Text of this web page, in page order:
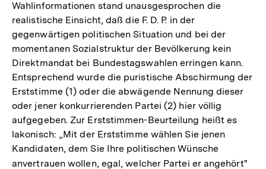
Wahlinformationen stand unausgesprochen die
realistische Einsicht, daß die F. D. P. in der
gegenwärtigen politischen Situation und bei der
momentanen Sozialstruktur der Bevölkerung kein
Direktmandat bei Bundestagswahlen erringen kann.
Entsprechend wurde die puristische Abschirmung der
Erststimme (1) oder die abwägende Nennung dieser
oder jener konkurrierenden Partei (2) hier völlig
aufgegeben. Zur Erststimmen-Beurteilung heißt es
lakonisch: „Mit der Erststimme wählen Sie jenen
Kandidaten, dem Sie Ihre politischen Wünsche
anvertrauen wollen, egal, welcher Partei er angehört"